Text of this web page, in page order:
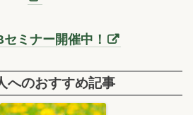
ミナー開催中！
へのおすすめ記事